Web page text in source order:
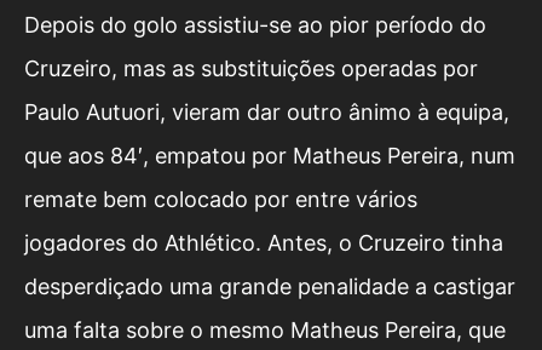
Depois do golo assistiu-se ao pior período do
Cruzeiro, mas as substituições operadas por
Paulo Autuori, vieram dar outro ânimo à equipa,
que aos 84′, empatou por Matheus Pereira, num
remate bem colocado por entre vários
jogadores do Athlético. Antes, o Cruzeiro tinha
desperdiçado uma grande penalidade a castigar
uma falta sobre o mesmo Matheus Pereira, que